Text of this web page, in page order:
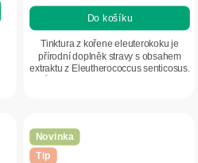
Do košíku
Tinktura z kořene eleuterokoku je
přírodní doplněk stravy s obsahem
extraktu z Eleutherococcus senticosus.
Novinka
Tip